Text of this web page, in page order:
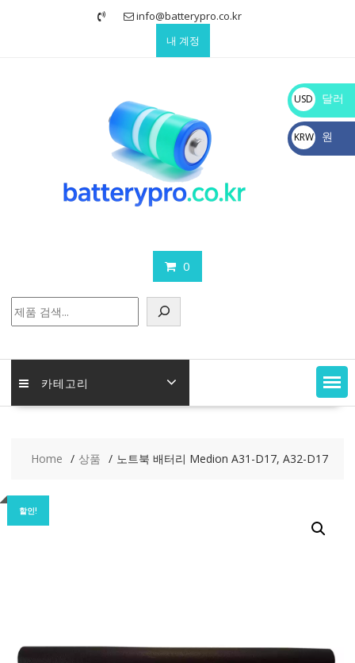
info@batterypro.co.kr
내 계정
0
색
카테고리
Home 상품 노트북 배터리 Medion A31-D17, A32-D17
할인!
USD
$
달러
KRW
₩
원